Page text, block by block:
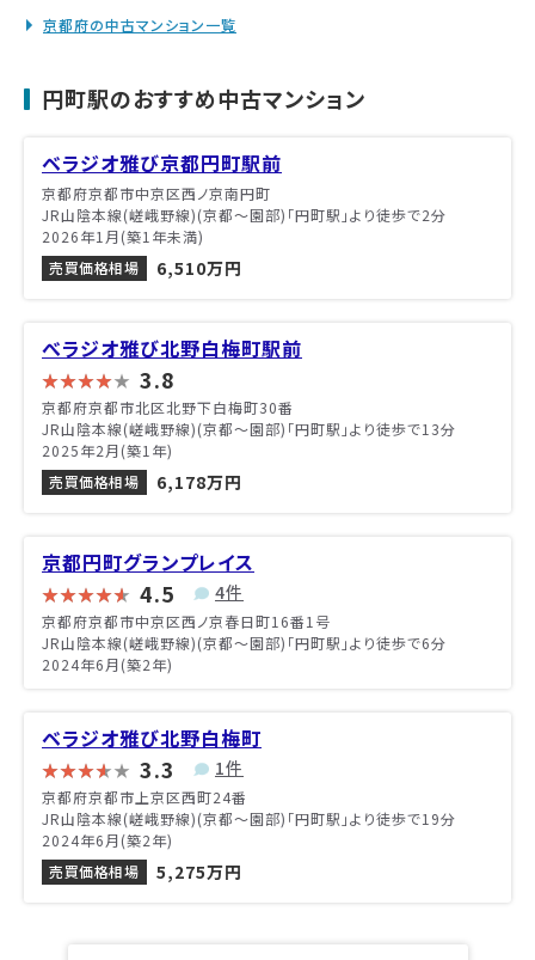
京都府の中古マンション一覧
円町駅のおすすめ中古マンション
ベラジオ雅び京都円町駅前
京都府京都市中京区西ノ京南円町
JR山陰本線(嵯峨野線)(京都～園部)「円町駅」より徒歩で2分
2026年1月(築1年未満)
売買価格相場
6,510万円
べラジオ雅び北野白梅町駅前
3.8
京都府京都市北区北野下白梅町30番
JR山陰本線(嵯峨野線)(京都～園部)「円町駅」より徒歩で13分
2025年2月(築1年)
売買価格相場
6,178万円
京都円町グランプレイス
4.5 4件
京都府京都市中京区西ノ京春日町16番1号
JR山陰本線(嵯峨野線)(京都～園部)「円町駅」より徒歩で6分
2024年6月(築2年)
ベラジオ雅び北野白梅町
3.3 1件
京都府京都市上京区西町24番
JR山陰本線(嵯峨野線)(京都～園部)「円町駅」より徒歩で19分
2024年6月(築2年)
売買価格相場
5,275万円